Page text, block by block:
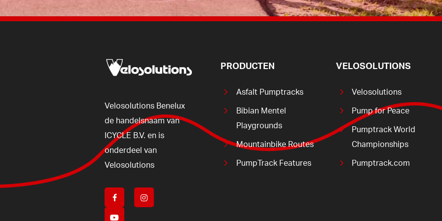
Velosolutions Benelux
de handelsnaam van
ICYCLE B.V. en is
onderdeel van
Velosolutions
PRODUCTEN
Asfalt Pumptracks
Bibian Mentel
Playgrounds
Mountainbike Routes
PumpTrack Features
VELOSOLUTIONS
Velosolutions
Pump for Peace
Pumptrack World
Championships
Pumptrack.com